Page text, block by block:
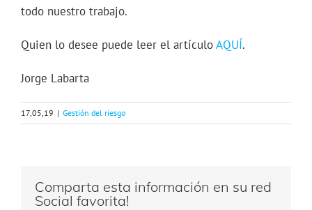
todo nuestro trabajo.
Quien lo desee puede leer el artículoAQUÍ.
Jorge Labarta
17,05,19 | Gestión del riesgo
Comparta esta información en su red
Social favorita!